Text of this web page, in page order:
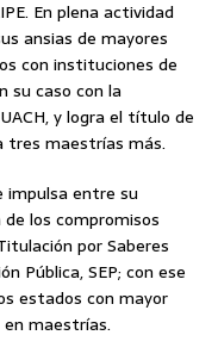
En plena actividad
ansias de mayores
con instituciones de
su caso con la
y logra el título de
tres maestrías más.
impulsa entre su
los compromisos
por Saberes
Pública, SEP; con ese
estados con mayor
maestrías.